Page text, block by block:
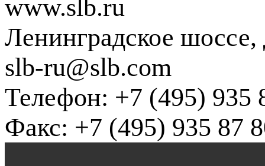
www.slb.ru
Ленинградское
slb-ru@slb.com
Телефон: +7 (495) 935
Факс: +7 (495) 935 87